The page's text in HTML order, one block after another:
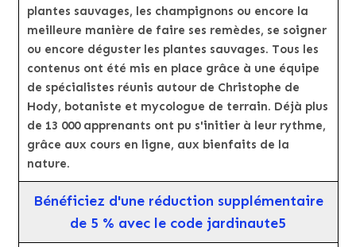
plantes sauvages, les champignons ou encore la
meilleure manière de faire ses remèdes, se soigner
ou encore déguster les plantes sauvages. Tous les
contenus ont été mis en place grâce à une équipe
de spécialistes réunis autour de Christophe de
Hody, botaniste et mycologue de terrain. Déjà plus
de 13 000 apprenants ont pu s'initier à leur rythme,
grâce aux cours en ligne, aux bienfaits de la
nature.
Bénéficiez d'une réduction supplémentaire
de 5 % avec le code jardinaute5